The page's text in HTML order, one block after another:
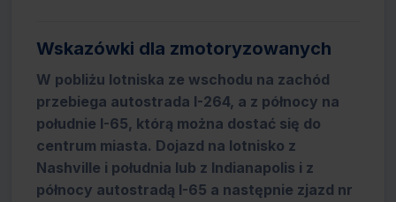
Wskazówki dla zmotoryzowanych
W pobliżu lotniska ze wschodu na zachód
przebiega autostrada I-264, a z północy na
południe I-65, którą można dostać się do
centrum miasta. Dojazd na lotnisko z
Nashville i południa lub z Indianapolis i z
północy autostradą I-65 a następnie zjazd nr